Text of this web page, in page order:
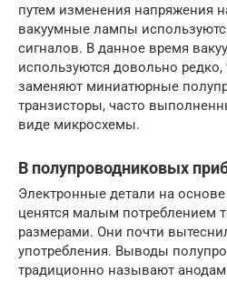
путем изменения напряжения
вакуумные лампы
сигналов. В данное время
используются довольно редко,
заменяют миниатюрные
транзисторы, часто
виде микросхемы.
В полупроводниковых
Электронные детали на
ценятся малым потреблением
размерами. Они почти
употребления. Выводы
традиционно называют